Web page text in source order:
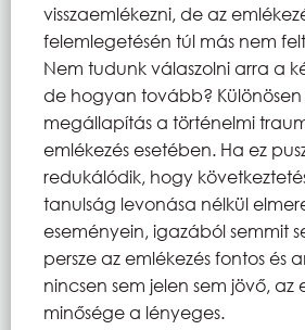
visszaemlékezni, de az
felemlegetésén túl más nem
Nem tudunk válaszolni arra a
de hogyan tovább? Különösen
megállapítás a történelmi
emlékezés esetében. Ha ez
redukálódik, hogy
tanulság levonása nélkül
eseményein, igazából semmit
persze az emlékezés fontos és
nincsen sem jelen sem jövő, az
minősége a lényeges.